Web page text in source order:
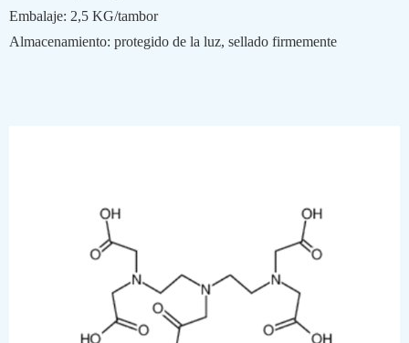
Embalaje: 2,5 KG/tambor
Almacenamiento: protegido de la luz, sellado firmemente